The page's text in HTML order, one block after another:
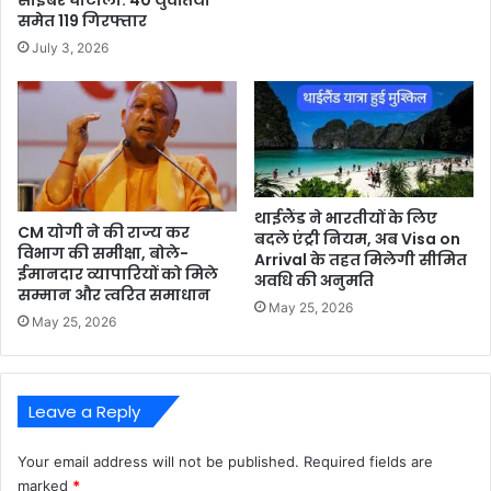
समेत 119 गिरफ्तार
July 3, 2026
CM योगी ने की राज्य कर
विभाग की समीक्षा, बोले-
ईमानदार व्यापारियों को मिले
सम्मान और त्वरित समाधान
May 25, 2026
थाईलैंड ने भारतीयों के लिए
बदले एंट्री नियम, अब Visa on
Arrival के तहत मिलेगी सीमित
अवधि की अनुमति
May 25, 2026
Leave a Reply
Your email address will not be published. Required fields are
marked *